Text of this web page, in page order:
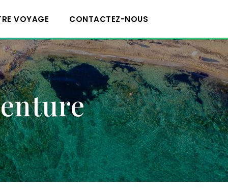
VOYAGE CONTACTEZ-NOUS